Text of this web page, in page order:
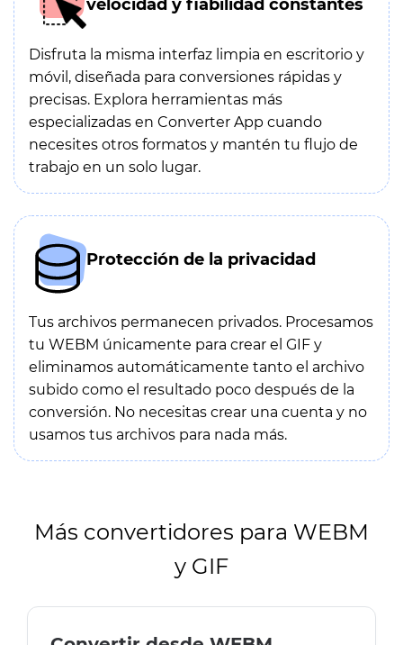
velocidad y fiabilidad constantes
Disfruta la misma interfaz limpia en escritorio y
móvil, diseñada para conversiones rápidas y
precisas. Explora herramientas más
especializadas en Converter App cuando
necesites otros formatos y mantén tu flujo de
trabajo en un solo lugar.
Protección de la privacidad
Tus archivos permanecen privados. Procesamos
tu WEBM únicamente para crear el GIF y
eliminamos automáticamente tanto el archivo
subido como el resultado poco después de la
conversión. No necesitas crear una cuenta y no
usamos tus archivos para nada más.
Más convertidores para WEBM
y GIF